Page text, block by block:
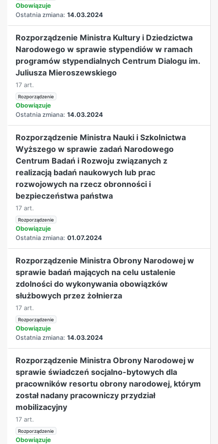
Obowiązuje
Ostatnia zmiana: 14.03.2024
Rozporządzenie Ministra Kultury i Dziedzictwa
Narodowego w sprawie stypendiów w ramach
programów stypendialnych Centrum Dialogu im.
Juliusza Mieroszewskiego
17 art.
Rozporządzenie
Obowiązuje
Ostatnia zmiana: 14.03.2024
Rozporządzenie Ministra Nauki i Szkolnictwa
Wyższego w sprawie zadań Narodowego
Centrum Badań i Rozwoju związanych z
realizacją badań naukowych lub prac
rozwojowych na rzecz obronności i
bezpieczeństwa państwa
17 art.
Rozporządzenie
Obowiązuje
Ostatnia zmiana: 01.07.2024
Rozporządzenie Ministra Obrony Narodowej w
sprawie badań mających na celu ustalenie
zdolności do wykonywania obowiązków
służbowych przez żołnierza
17 art.
Rozporządzenie
Obowiązuje
Ostatnia zmiana: 14.03.2024
Rozporządzenie Ministra Obrony Narodowej w
sprawie świadczeń socjalno-bytowych dla
pracowników resortu obrony narodowej, którym
został nadany pracowniczy przydział
mobilizacyjny
17 art.
Rozporządzenie
Obowiązuje